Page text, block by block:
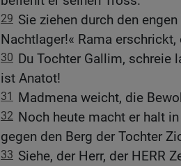
29 Sie ziehen durch den
Nachtlager!« Rama
30 Du Tochter Gallim, schreie
ist Anatot!
31 Madmena weicht, die
32 Noch heute macht er halt
gegen den Berg der Tochter
33 Siehe, der Herr, der HERR